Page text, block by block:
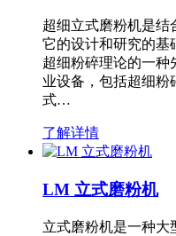
超细立式磨粉机是结
它的设计和研究的基
超细粉碎理论的一种
业设备，包括超细粉
式…
了解详情
LM 立式磨粉机
立式磨粉机是一种大